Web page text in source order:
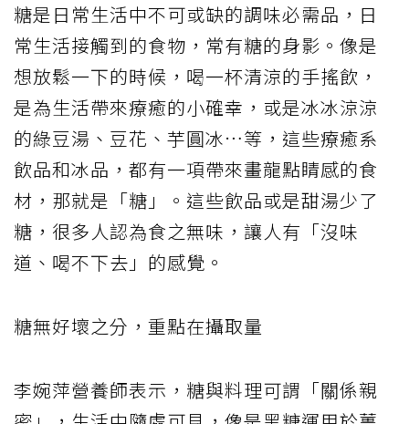
糖是日常生活中不可或缺的調味必需品，日
常生活接觸到的食物，常有糖的身影。像是
想放鬆一下的時候，喝一杯清涼的手搖飲，
是為生活帶來療癒的小確幸，或是冰冰涼涼
的綠豆湯、豆花、芋圓冰…等，這些療癒系
飲品和冰品，都有一項帶來畫龍點睛感的食
材，那就是「糖」。這些飲品或是甜湯少了
糖，很多人認為食之無味，讓人有「沒味
道、喝不下去」的感覺。
糖無好壞之分，重點在攝取量
李婉萍營養師表示，糖與料理可謂「關係親